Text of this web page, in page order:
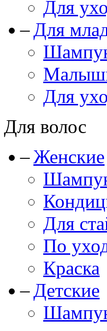
Для
Для
Для
Для волос
Женские
Для
По
Краска
Детские